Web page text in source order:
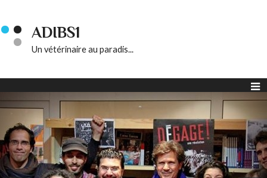
ADIBS1
Un vétérinaire au paradis...